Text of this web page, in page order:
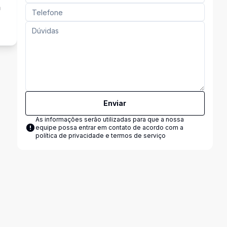
Enviar
As informações serão utilizadas para que a nossa
equipe possa entrar em contato de acordo com a
política de privacidade e termos de serviço